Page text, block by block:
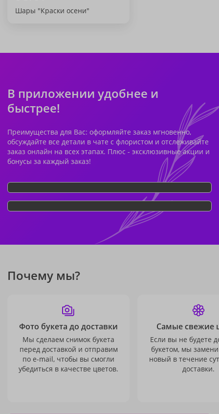
Шары "Краски осени"
В приложении удобнее и
быстрее!
Преимущества для Вас: оформляйте заказ мгновенно,
обсуждайте все детали в чате с флористом и отслеживайте
заказ онлайн на всех этапах. Плюс - эксклюзивные акции и
бонусы за каждый заказ!
Почему мы?
Фото букета до доставки
Мы сделаем снимок букета
перед доставкой и отправим
по e-mail, чтобы вы смогли
убедиться в качестве цветов.
Самые свежие
Если вы не будете
букетом, мы
новый в течение
доставки.